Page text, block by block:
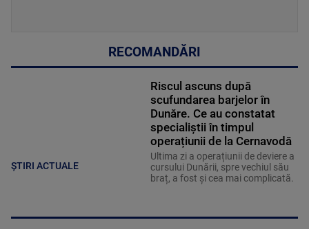
RECOMANDĂRI
ȘTIRI ACTUALE
Riscul ascuns după
scufundarea barjelor în
Dunăre. Ce au constatat
specialiștii în timpul
operațiunii de la Cernavodă
Ultima zi a operațiunii de deviere a
cursului Dunării, spre vechiul său
braț, a fost și cea mai complicată.